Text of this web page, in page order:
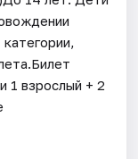
1 взрослый + 2